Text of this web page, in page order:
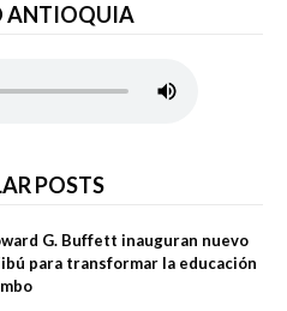
ANTIOQUIA
POSTS
G. Buffett inauguran nuevo
para transformar la educación